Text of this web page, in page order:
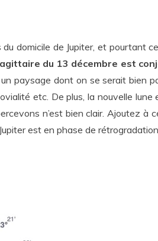
domicile de Jupiter, et pourtant
du 13 décembre est
paysage dont on se serait bien
etc. De plus, la nouvelle lune
n’est bien clair. Ajoutez à
est en phase de